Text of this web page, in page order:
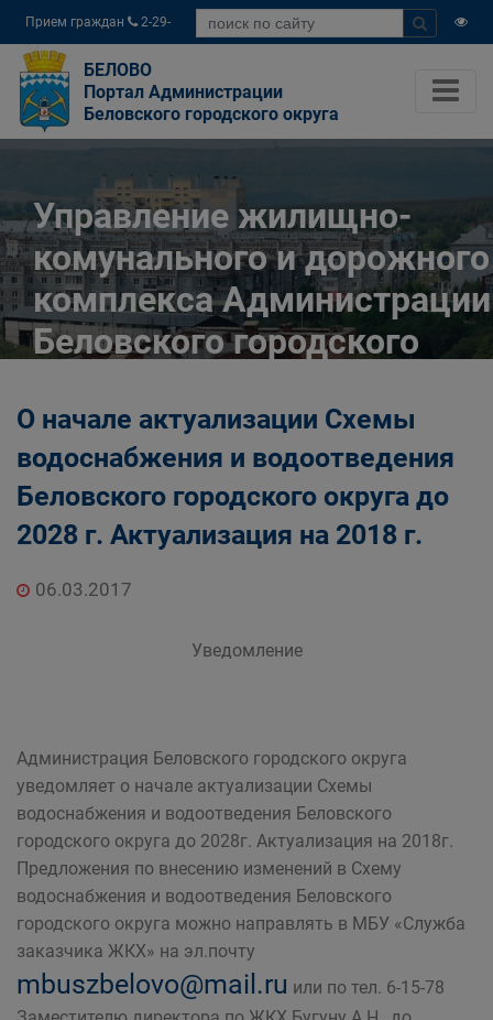
Прием граждан
2-29-
04
БЕЛОВО
Портал Администрации
Беловского городского округа
Управление жилищно-
комунального и дорожного
комплекса Администрации
Беловского городского
Органы власти
Муниципальные учреждения
Управление жилищно-комунального и
дорожного комплекса Администрации
Беловского городского округа
О начале актуализации Схемы
водоснабжения и водоотведения
Беловского городского округа до
2028 г. Актуализация на 2018 г.
06.03.2017
Уведомление
Администрация Беловского городского округа
уведомляет о начале актуализации Схемы
водоснабжения и водоотведения Беловского
городского округа до 2028г. Актуализация на 2018г.
Предложения по внесению изменений в Схему
водоснабжения и водоотведения Беловского
городского округа можно направлять в МБУ «Служба
заказчика ЖКХ» на эл.почту
mbuszbelovo@mail.ru или по тел. 6-15-78